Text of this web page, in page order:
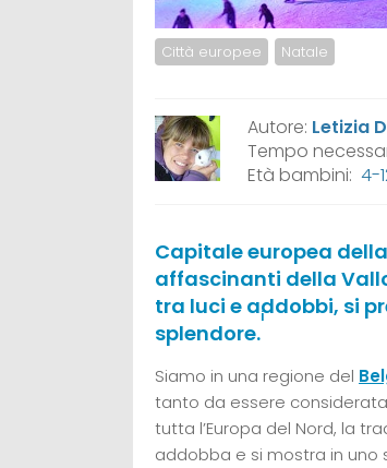
Città europee Natale
Autore: Letizia
Tempo
Età bambini: 4-
Capitale europea
affascinanti della
tra luci e addobbi, si
splendore.
i
Siamo in una regione del
tanto da essere
tutta l’Europa del Nord, la
addobba e si mostra in uno